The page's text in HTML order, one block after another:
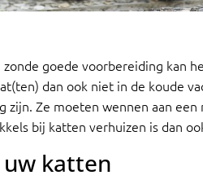
goede voorbereiding kan
dan ook niet in de koude
Ze moeten wennen aan
bij katten verhuizen is dan
katten